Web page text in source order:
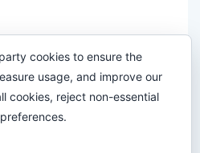
cookies to ensure the
usage, and improve our
cookies, reject non-essential